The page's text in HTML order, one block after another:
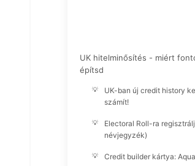
UK hitelminősítés - miért
építsd
UK-ban új credit history
számít!
Electoral Roll-ra
névjegyzék)
Credit builder kártya: